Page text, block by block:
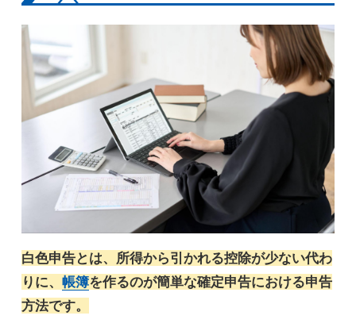
白色申告とは、所得から引かれる控除が少ない代わ
りに、 帳簿を作るのが簡単な確定申告における申告
方法です。